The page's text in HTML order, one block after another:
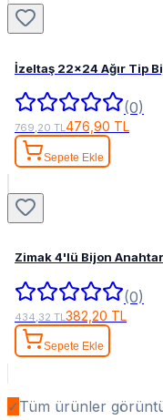
İzeltaş 22x24 Ağır Tip
(0)
769,20 TL476,90 TL
Sepete Ekle
Zimak 4'lü Bijon
(0)
434,32 TL 382,20 TL
Sepete Ekle
✓Tüm ürünler